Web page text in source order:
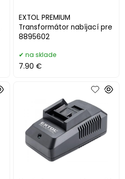
EXTOL PREMIUM
Transformátor nabíjací pre
8895602
na sklade
7.90 €